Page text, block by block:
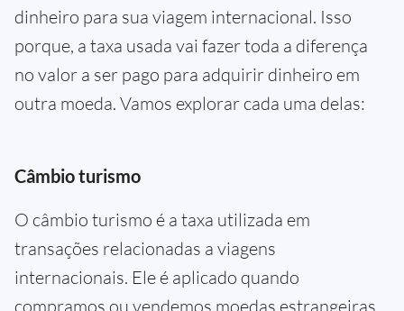
dinheiro para sua viagem internacional. Isso
porque, a taxa usada vai fazer toda a diferença
no valor a ser pago para adquirir dinheiro em
outra moeda. Vamos explorar cada uma delas:
Câmbio turismo
O câmbio turismo é a taxa utilizada em
transações relacionadas a viagens
internacionais. Ele é aplicado quando
compramos ou vendemos moedas estrangeiras